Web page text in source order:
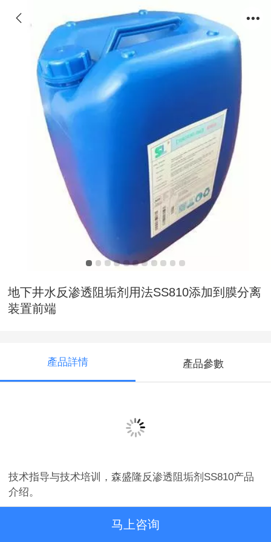
地下井水反渗透阻垢剂用法SS810添加到膜分离
装置前端
產品詳情 產品參數
置前端详情，SSL地下井水反渗透阻垢剂用法SS810添加
到膜分离装置前端，用RO纯水稀释10倍后添加，森盛隆
技术指导与技术培训，森盛隆反渗透阻垢剂SS810产品
介绍。
马上咨询